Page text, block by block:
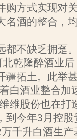
购方式实现对
名酒的整合，
都不缺乏拥趸
北乾隆醉酒业
疆拓土。此举
白酒业整合加
维股份也在打
到今年3月控
千升白酒生产